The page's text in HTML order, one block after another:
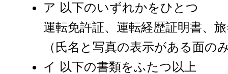
ア 以下のいずれかをひとつ
運転免許証、運転経歴証明書、
（氏名と写真の表示がある面の
イ 以下の書類をふたつ以上